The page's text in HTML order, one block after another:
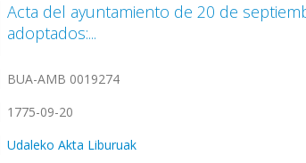
Acta del ayuntamiento de 20 de
adoptados:...
BUA-AMB 0019274
1775-09-20
Udaleko Akta Liburuak